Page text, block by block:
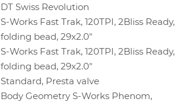
DT Swiss Revolution
S-Works Fast Trak, 120TPI, 2Bliss Ready,
folding bead, 29x2.0"
S-Works Fast Trak, 120TPI, 2Bliss Ready,
folding bead, 29x2.0"
Standard, Presta valve
Body Geometry S-Works Phenom,